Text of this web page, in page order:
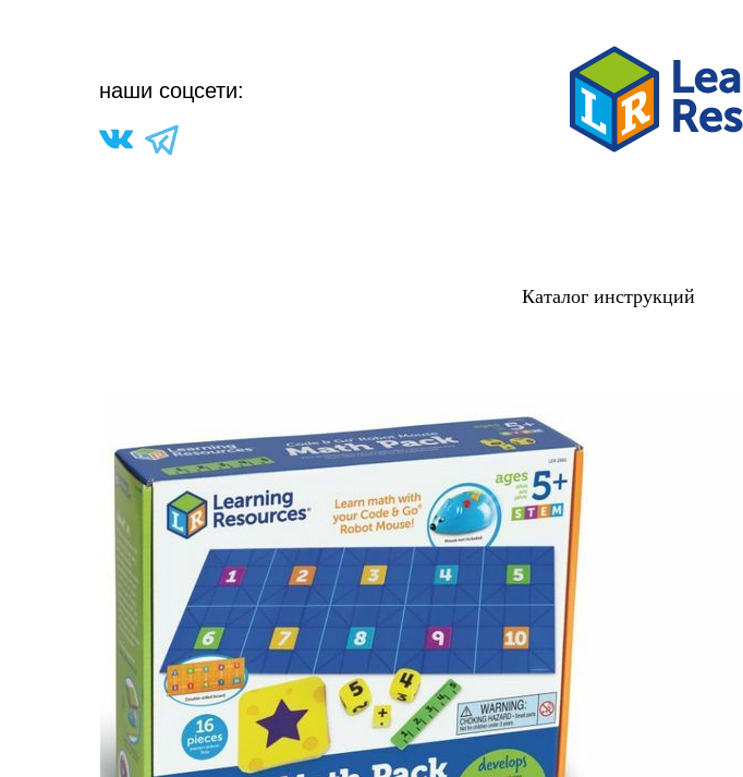
наши соцсети:
Каталог инструкций